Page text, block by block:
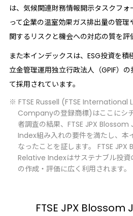
は、気候関連財務情報開示タスクフ
って企業の温室効果ガス排出量の管
関するリスクと機会への対応の質を評
また本インデックスは、ESG投資を
立金管理運用独立行政法人（GPIF）
て採用されています。
※ FTSE Russell (FTSE International
Companyの登録商標)はここにシ
者調査の結果、FTSE JPX
Index組み入れの要件を満たし、本
なったことを証します。 FTSE
Relative Indexはサステナブル投資
の作成・評価に広く利用されます。
FTSE JPX